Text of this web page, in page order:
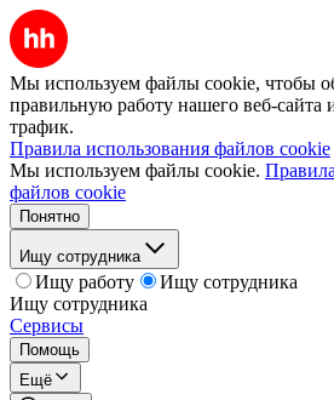
Мы используем файлы cookie, чтобы
правильную работу нашего веб-сайта
трафик.
Правила использования файлов cookie
Мы используем файлы cookie.
файлов cookie
Понятно
Ищу сотрудника
Ищу работу
Ищу сотрудника
Ищу сотрудника
Сервисы
Помощь
Ещё